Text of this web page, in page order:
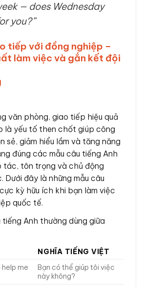
— does Wednesday
you?”
tiếp với đồng nghiệp –
làm việc và gắn kết đội
văn phòng, giao tiếp hiệu quả
là yếu tố then chốt giúp công
sẻ, giảm hiểu lầm và tăng năng
đúng các mẫu câu tiếng Anh
tác, tôn trọng và chủ động
Dưới đây là những mẫu câu
kỳ hữu ích khi bạn làm việc
quốc tế.
tiếng Anh thường dùng giữa
NGHĨA TIẾNG VIỆT
help me
Bạn có thể giúp tôi việc
này không?